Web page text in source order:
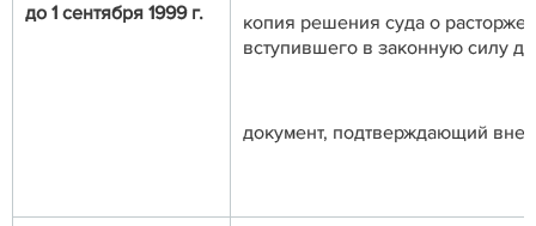
до 1 сентября 1999 г.
копия решения суда о
вступившего в законную силу до
документ, подтверждающий